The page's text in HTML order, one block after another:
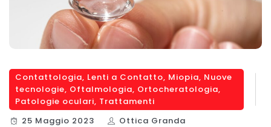
Contattologia, Lenti a Contatto, Miopia, Nuove
tecnologie, Oftalmologia, Ortocheratologia,
Patologie oculari, Trattamenti
25 Maggio 2023
Ottica Granda